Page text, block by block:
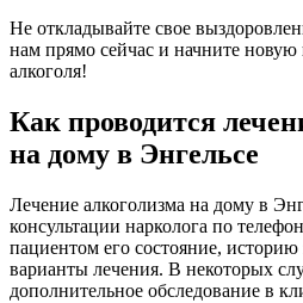
Не откладывайте свое
нам прямо сейчас и начните новую
алкоголя!
Как проводится
на дому в Энгельсе
Лечение алкоголизма на дому в
консультации нарколога по
пациентом его состояние,
варианты лечения. В некоторых
дополнительное обследование в